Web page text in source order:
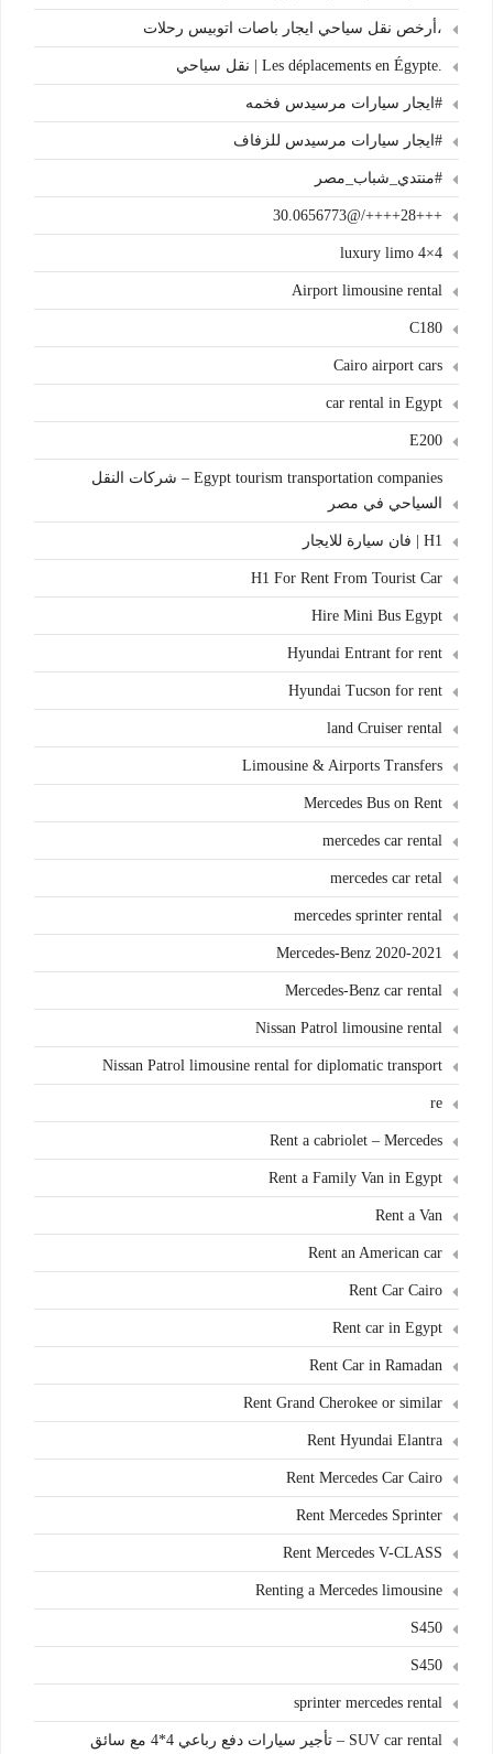
،أرخص نقل سياحي ايجار باصات اتوبيس رحلات
.Les déplacements en Égypte | نقل سياحي
#ايجار سيارات مرسيدس فخمه
#ايجار سيارات مرسيدس للزفاف
#منتدي_شباب_مصر
+++28++++/@30.0656773
4×4 luxury limo
Airport limousine rental
C180
Cairo airport cars
car rental in Egypt
E200
Egypt tourism transportation companies – شركات النقل
السياحي في مصر
H1 | فان سيارة للايجار
H1 For Rent From Tourist Car
Hire Mini Bus Egypt
Hyundai Entrant for rent
Hyundai Tucson for rent
land Cruiser rental
Limousine & Airports Transfers
Mercedes Bus on Rent
mercedes car rental
mercedes car retal
mercedes sprinter rental
Mercedes-Benz 2020-2021
Mercedes-Benz car rental
Nissan Patrol limousine rental
Nissan Patrol limousine rental for diplomatic transport
re
Rent a cabriolet – Mercedes
Rent a Family Van in Egypt
Rent a Van
Rent an American car
Rent Car Cairo
Rent car in Egypt
Rent Car in Ramadan
Rent Grand Cherokee or similar
Rent Hyundai Elantra
Rent Mercedes Car Cairo
Rent Mercedes Sprinter
Rent Mercedes V-CLASS
Renting a Mercedes limousine
S450
S450
sprinter mercedes rental
SUV car rental – تأجير سيارات دفع رباعي 4*4 مع سائق